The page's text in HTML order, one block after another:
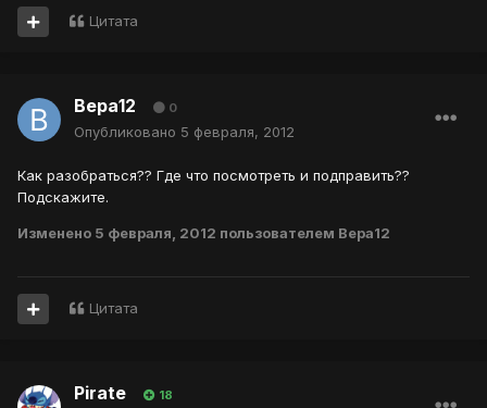
Цитата
Вера12 0
Опубликовано 5 февраля, 2012
Как разобраться?? Где что посмотреть и подправить??
Подскажите.
Изменено 5 февраля, 2012 пользователем Вера12
Цитата
Pirate 18